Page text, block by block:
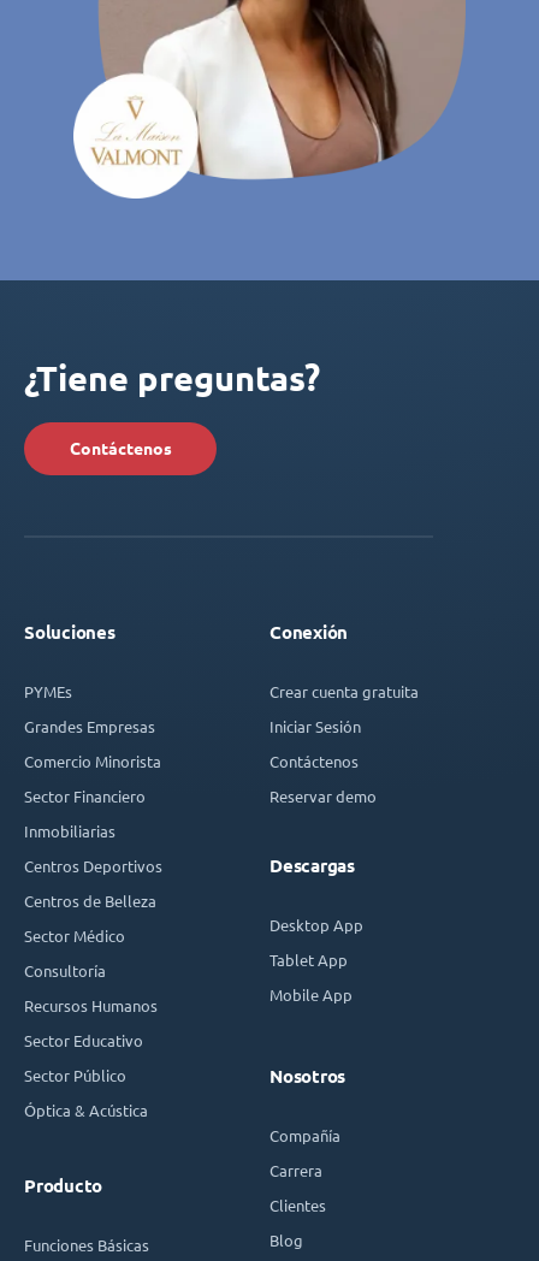
¿Tiene preguntas?
Contáctenos
Soluciones
PYMEs
Grandes Empresas
Comercio Minorista
Sector Financiero
Inmobiliarias
Centros Deportivos
Centros de Belleza
Sector Médico
Consultoría
Recursos Humanos
Sector Educativo
Sector Público
Óptica & Acústica
Producto
Funciones Básicas
Conexión
Crear cuenta gratuita
Iniciar Sesión
Contáctenos
Reservar demo
Descargas
Desktop App
Tablet App
Mobile App
Nosotros
Compañía
Carrera
Clientes
Blog